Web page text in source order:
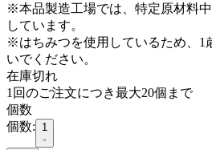
※本品製造工場では、特定原材料
しています。
※はちみつを使用しているため、1
いでください。
在庫切れ
1回のご注文につき最大20個まで
個数
個数:
1